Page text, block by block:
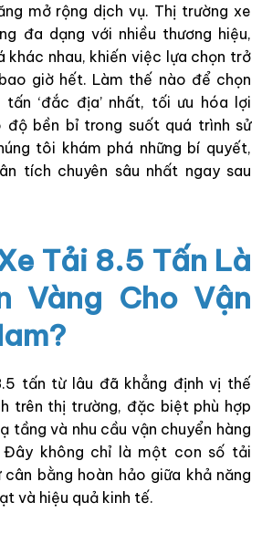
mở rộng dịch vụ. Thị trường xe
đa dạng với nhiều thương hiệu,
khác nhau, khiến việc lựa chọn trở
giờ hết. Làm thế nào để chọn
‘đắc địa’ nhất, tối ưu hóa lợi
độ bền bỉ trong suốt quá trình sử
tôi khám phá những bí quyết,
tích chuyên sâu nhất ngay sau
Tải 8.5 Tấn Là
Vàng Cho Vận
tấn từ lâu đã khẳng định vị thế
trên thị trường, đặc biệt phù hợp
tầng và nhu cầu vận chuyển hàng
không chỉ là một con số tải
bằng hoàn hảo giữa khả năng
và hiệu quả kinh tế.